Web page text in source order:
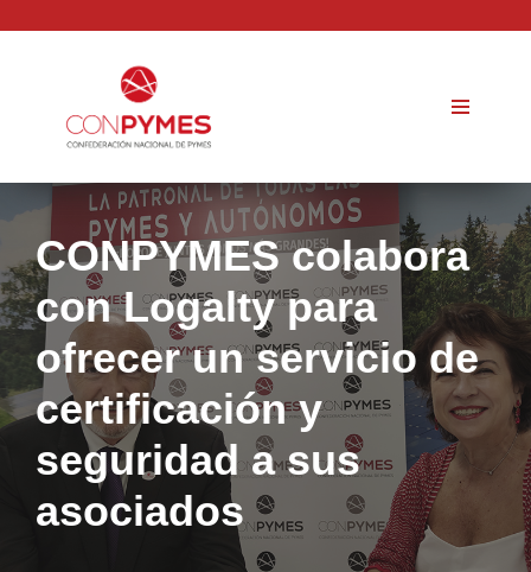
contenido
CONPYMES colabora
con Logalty para
ofrecer un servicio de
certificación y
seguridad a sus
asociados